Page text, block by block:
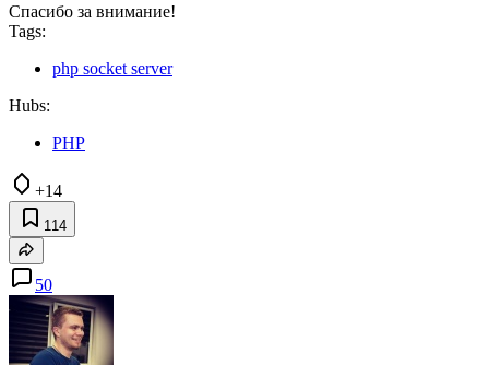
Спасибо за внимание!
Tags:
php socket server
Hubs:
PHP
+14
114
50